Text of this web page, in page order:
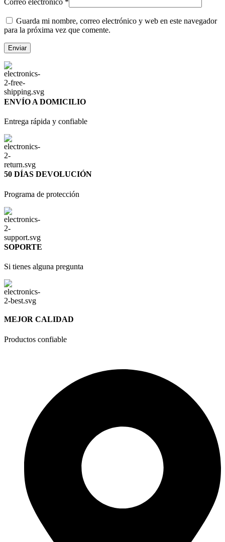
Correo electrónico *
Guarda mi nombre, correo electrónico y web en este navegador
para la próxima vez que comente.
ENVÍO A DOMICILIO
Entrega rápida y confiable
50 DÍAS DEVOLUCIÓN
Programa de protección
SOPORTE
Si tienes alguna pregunta
MEJOR CALIDAD
Productos confiable